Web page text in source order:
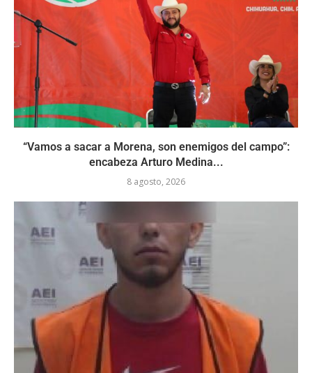
“Vamos a sacar a Morena, son enemigos del campo”:
encabeza Arturo Medina...
8 agosto, 2026